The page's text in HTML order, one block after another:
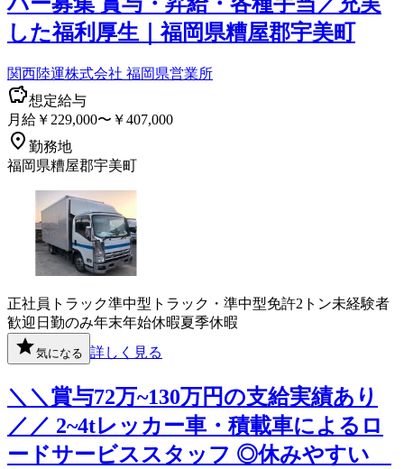
した福利厚生｜福岡県糟屋郡宇美町
関西陸運株式会社 福岡県営業所
想定給与
月給￥229,000〜￥407,000
勤務地
福岡県糟屋郡宇美町
正社員 トラック準中型トラック・準中型免許2トン未経験者
歓迎 日勤のみ年末年始休暇夏季休暇
気になる 詳しく見る
＼＼賞与72万~130万円の支給実績あり
／／ 2~4tレッカー車・積載車によるロ
ードサービススタッフ ◎休みやすい